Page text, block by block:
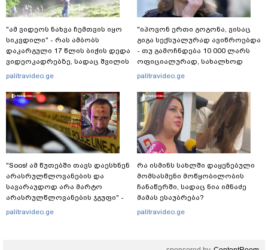
"ამ ვიდეოს ნახვა ჩემთვის იყო
სიკვდილი" - რას ამბობს
დაკარგული 17 წლის ბიჭის დედა
ვიდეოკადრებზე, სადაც შვილის
განწირული ვედრების ხმა
palitravideo.ge
"Soos! ამ წუთებში თავს დაესხნენ
არასრულწლოვანების და
სავარაუდოდ არა მარტო
არასრულწლოვანების ჯგუფი" -
რა ინფორმაციას ავრცელებს
palitravideo.ge
"იპოვონ ერთი გოგონა, ვისაც
გიგა სექსუალურად ავიწროებდა
- თუ გამოჩნდება 10 000 ლარს
ოფიციალურად, სახალხოდ
გადავცემ" - ეკა კუპატაძე
palitravideo.ge
რა ისმინს სახლში დაყენებული
მომსასმენი მოწყობილობის
ჩანაწერში, სადაც ნია იმნაძე
მამას ესაუბრება?
palitravideo.ge